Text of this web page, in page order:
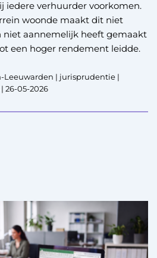
iedere verhuurder voorkomen.
woonde maakt dit niet
niet aannemelijk heeft gemaakt
een hoger rendement leidde.
Leeuwarden | jurisprudentie |
| 26-05-2026